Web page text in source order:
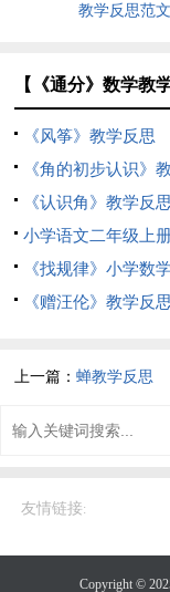
教学反思范文
【《通分》数学教
《风筝》教学反思
《角的初步认识》
《认识角》教学反思
小学语文二年级上
《找规律》小学数
《赠汪伦》教学反思
上一篇：蝉教学反思
友情链接:
Copyright ©